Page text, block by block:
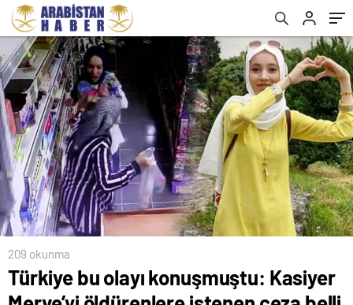
209 okunma
Türkiye bu olayı konuşmuştu: Kasiyer